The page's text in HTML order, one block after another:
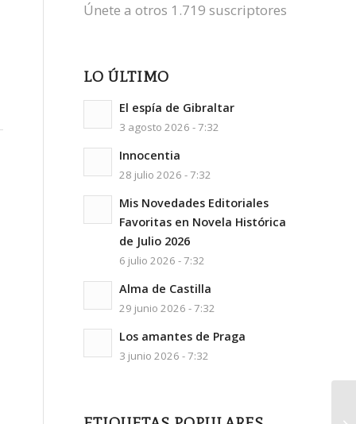
Únete a otros 1.719 suscriptores
LO ÚLTIMO
El espía de Gibraltar
3 agosto 2026 - 7:32
Innocentia
28 julio 2026 - 7:32
Mis Novedades Editoriales
Favoritas en Novela Histórica
de Julio 2026
6 julio 2026 - 7:32
Alma de Castilla
29 junio 2026 - 7:32
Los amantes de Praga
3 junio 2026 - 7:32